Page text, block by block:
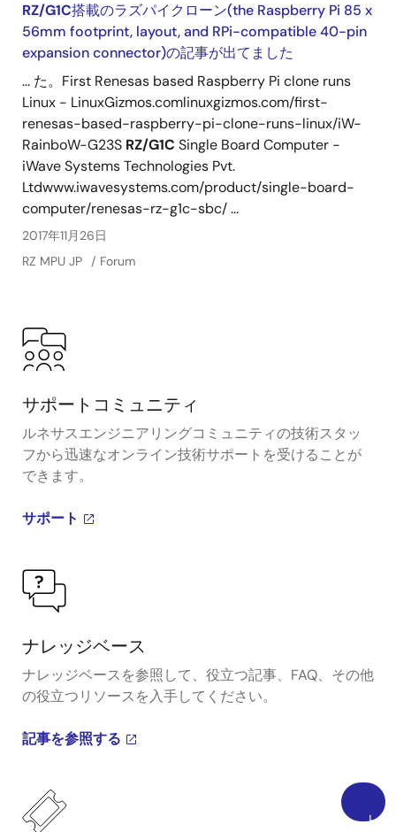
RZ/G1C搭載のラズパイクローン(the Raspberry Pi 85 x
56mm footprint, layout, and RPi-compatible 40-pin
expansion connector)の記事が出てました
... た。First Renesas based Raspberry Pi clone runs
Linux - LinuxGizmos.comlinuxgizmos.com/first-
renesas-based-raspberry-pi-clone-runs-linux/iW-
RainboW-G23S RZ/G1C Single Board Computer -
iWave Systems Technologies Pvt.
Ltdwww.iwavesystems.com/product/single-board-
computer/renesas-rz-g1c-sbc/ ...
2017年11月26日
RZ MPU JP
Forum
サポートコミュニティ
ルネサスエンジニアリングコミュニティの技術スタッ
フから迅速なオンライン技術サポートを受けることが
できます。
サポート
ナレッジベース
ナレッジベースを参照して、役立つ記事、FAQ、その他
の役立つリソースを入手してください。
記事を参照する
上